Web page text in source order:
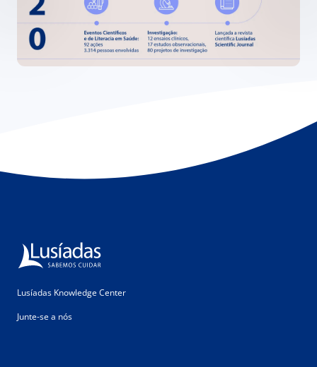
Lusíadas Knowledge Center
Junte-se a nós